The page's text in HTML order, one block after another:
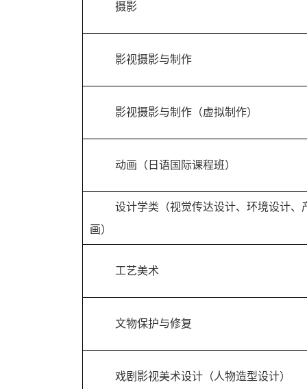
摄影
影视摄影与制作
影视摄影与制作（虚拟制作）
动画（日语国际课程班）
设计学类（视觉传达设计、环境设计、
画）
工艺美术
文物保护与修复
戏剧影视美术设计（人物造型设计）